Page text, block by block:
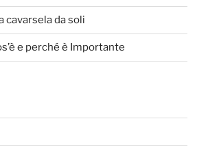
cavarsela da soli
e perché è Importante